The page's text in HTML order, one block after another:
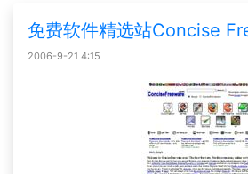
免费软件精选站Concise
2006-9-21 4:15